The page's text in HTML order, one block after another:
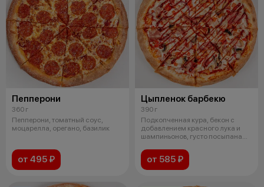
Пепперони
360 г
Пепперони, томатный соус,
моцарелла, орегано, базилик
от 495 ₽
Цыпленок барбекю
390 г
Подкопченная кура, бекон с
добавлением красного лука и
шампиньонов, густо посыпана
от 585 ₽